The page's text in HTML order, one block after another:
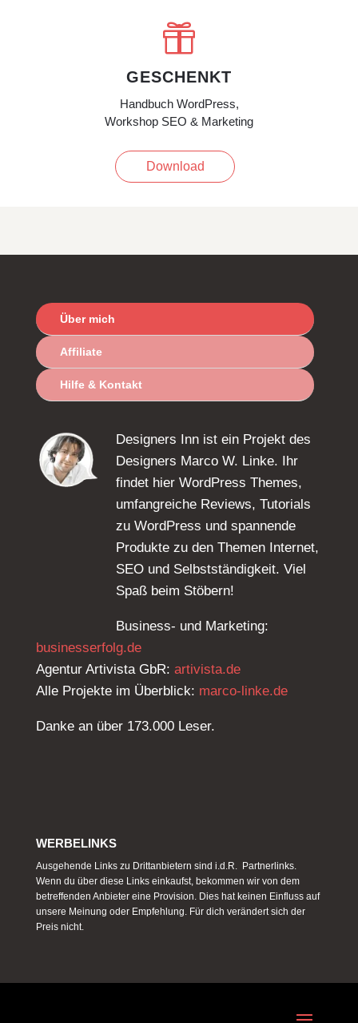

GESCHENKT
Handbuch WordPress,
Workshop SEO & Marketing
Download
Über mich
Affiliate
Hilfe & Kontakt
Designers Inn ist ein Projekt des
Designers Marco W. Linke. Ihr
findet hier WordPress Themes,
umfangreiche Reviews, Tutorials
zu WordPress und spannende
Produkte zu den Themen Internet,
SEO und Selbstständigkeit. Viel
Spaß beim Stöbern!
Business- und Marketing:
businesserfolg.de
Agentur Artivista GbR: artivista.de
Alle Projekte im Überblick: marco-linke.de
Danke an über 173.000 Leser.
WERBELINKS
Ausgehende Links zu Drittanbietern sind i.d.R. Partnerlinks.
Wenn du über diese Links einkaufst, bekommen wir von dem
betreffenden Anbieter eine Provision. Dies hat keinen Einfluss auf
unsere Meinung oder Empfehlung. Für dich verändert sich der
Preis nicht.